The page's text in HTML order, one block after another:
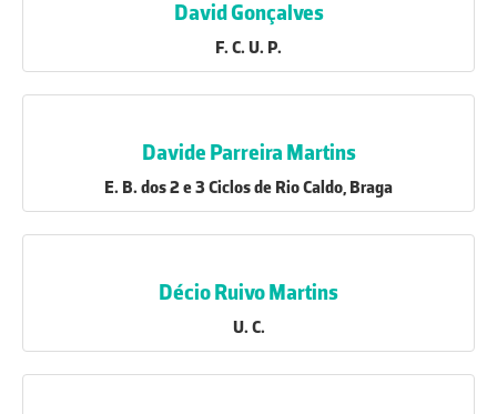
David Gonçalves
F. C. U. P.
Davide Parreira Martins
E. B. dos 2 e 3 Ciclos de Rio Caldo, Braga
Décio Ruivo Martins
U. C.